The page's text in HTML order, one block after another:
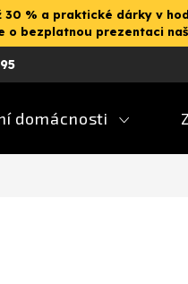
% a praktické dárky v
bezplatnou prezentaci
domácnosti